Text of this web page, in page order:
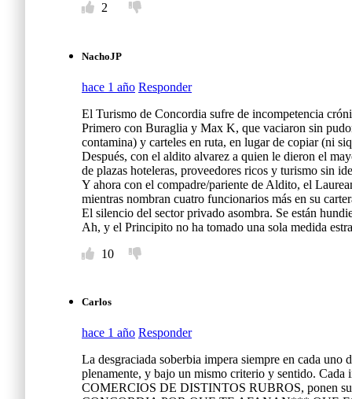
2
NachoJP
hace 1 año Responder
El Turismo de Concordia sufre de incompetencia
Primero con Buraglia y Max K, que vaciaron sin
contamina) y carteles en ruta, en lugar de copiar (ni
Después, con el aldito alvarez a quien le dieron el
de plazas hoteleras, proveedores ricos y turismo sin
Y ahora con el compadre/pariente de Aldito, el
mientras nombran cuatro funcionarios más en su
El silencio del sector privado asombra. Se están
Ah, y el Principito no ha tomado una sola medida
10
Carlos
hace 1 año Responder
La desgraciada soberbia impera siempre en cada
plenamente, y bajo un mismo criterio y sentido.
COMERCIOS DE DISTINTOS RUBROS, ponen